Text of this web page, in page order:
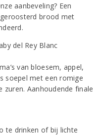
aanbeveling? Een
brood met
van bloesem, appel,
soepel met een romige
Aanhoudende finale
te drinken of bij lichte